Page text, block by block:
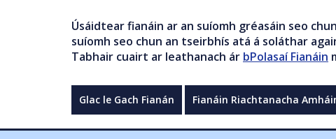
Úsáidtear fianáin ar an suíomh gréasáin seo
suíomh seo chun an tseirbhís atá á soláthar
Tabhair cuairt ar leathanach ár bPolasaí Fianáin
Glac le Gach Fianán Fianáin Riachtanacha